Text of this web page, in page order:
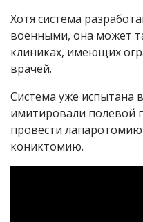
Хотя система
военными, она может
клиниках, имеющих
врачей.
Система уже испытана
имитировали полевой
провести
кониктомию.